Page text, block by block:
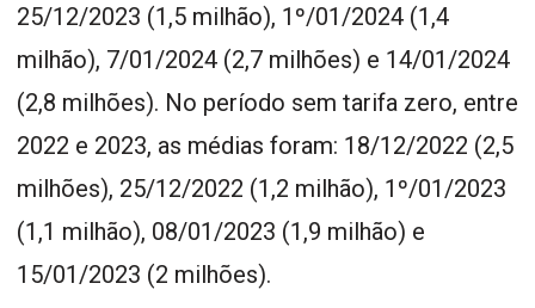
25/12/2023 (1,5 milhão), 1º/01/2024 (1,4
milhão), 7/01/2024 (2,7 milhões) e 14/01/2024
(2,8 milhões). No período sem tarifa zero, entre
2022 e 2023, as médias foram: 18/12/2022 (2,5
milhões), 25/12/2022 (1,2 milhão), 1º/01/2023
(1,1 milhão), 08/01/2023 (1,9 milhão) e
15/01/2023 (2 milhões).